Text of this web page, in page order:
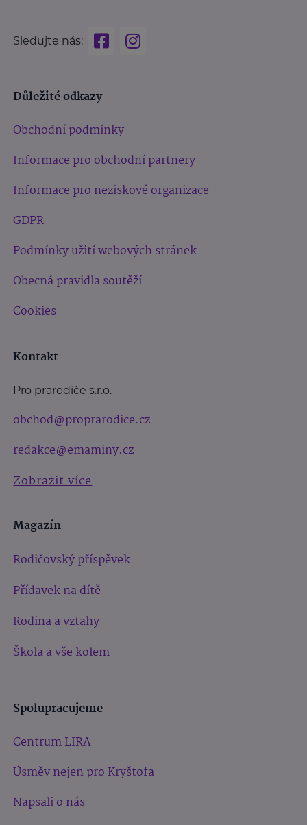
Sledujte nás:
Důležité odkazy
Obchodní podmínky
Informace pro obchodní partnery
Informace pro neziskové organizace
GDPR
Podmínky užití webových stránek
Obecná pravidla soutěží
Cookies
Kontakt
Pro prarodiče s.r.o.
obchod@proprarodice.cz
redakce@emaminy.cz
Zobrazit více
Magazín
Rodičovský příspěvek
Přídavek na dítě
Rodina a vztahy
Škola a vše kolem
Spolupracujeme
Centrum LIRA
Úsměv nejen pro Kryštofa
Napsali o nás